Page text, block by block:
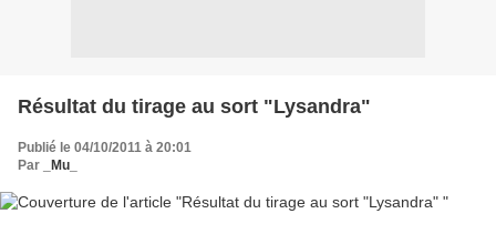
Résultat du tirage au sort "Lysandra"
Publié le 04/10/2011 à 20:01
Par
_Mu_